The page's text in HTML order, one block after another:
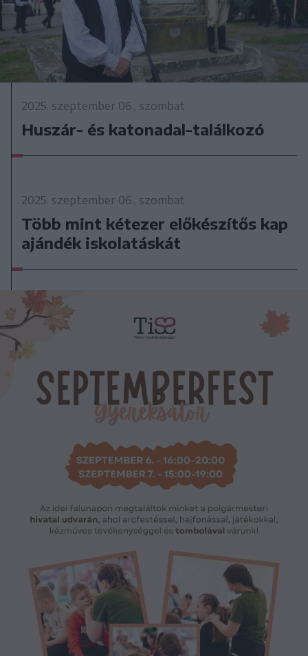
2025. szeptember 06., szombat
Huszár- és katonadal-találkozó
2025. szeptember 06., szombat
Több mint kétezer előkészítős kap
ajándék iskolatáskát